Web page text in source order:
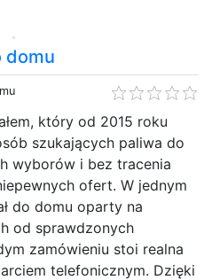
domu
który od 2015 roku
szukających paliwa do
wyborów i bez tracenia
ofert. W jednym
do domu oparty na
od sprawdzonych
zamówieniu stoi realna
telefonicznym. Dzięki